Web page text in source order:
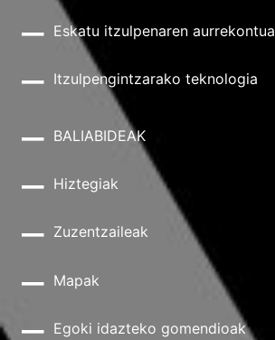
Eskatu itzulpenaren aurrekontua
Itzulpengintzarako teknologia
BALIABIDEAK
Hiztegiak
Zuzentzaileak
Mapak
Egoki idazteko gomendioak